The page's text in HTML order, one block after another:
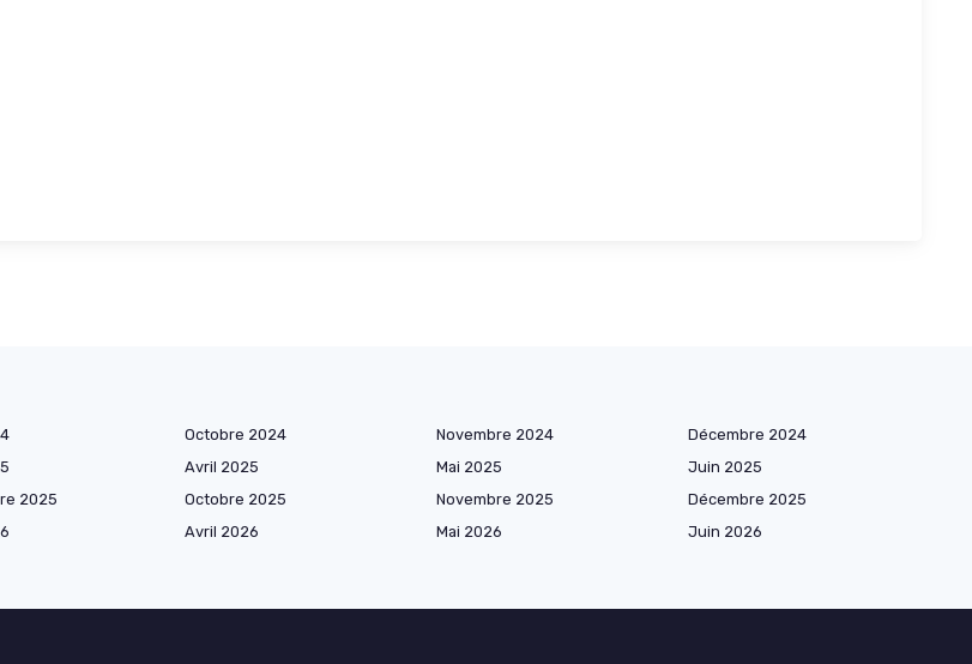
Octobre 2024 Novembre 2024
Décembre 2024
Avril 2025 Mai 2025
Juin 2025
2025 Octobre 2025 Novembre 2025
Décembre 2025
Avril 2026 Mai 2026
Juin 2026